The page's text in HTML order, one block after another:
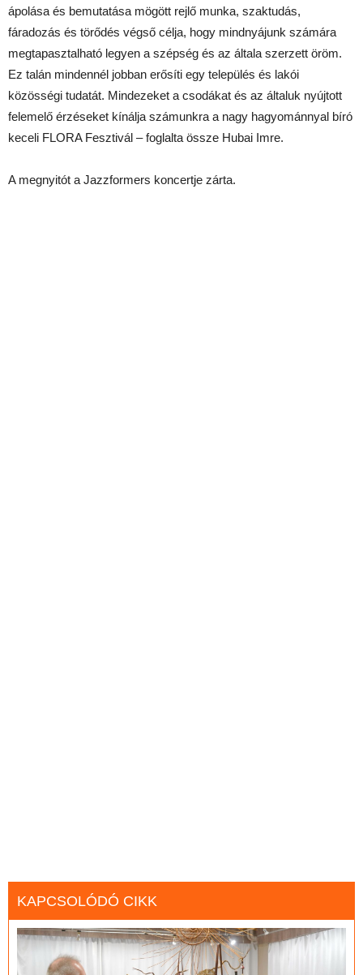
ápolása és bemutatása mögött rejlő munka, szaktudás,
fáradozás és törődés végső célja, hogy mindnyájunk számára
megtapasztalható legyen a szépség és az általa szerzett öröm.
Ez talán mindennél jobban erősíti egy település és lakói
közösségi tudatát. Mindezeket a csodákat és az általuk nyújtott
felemelő érzéseket kínálja számunkra a nagy hagyománnyal bíró
keceli FLORA Fesztivál – foglalta össze Hubai Imre.
A megnyitót a Jazzformers koncertje zárta.
KAPCSOLÓDÓ CIKK